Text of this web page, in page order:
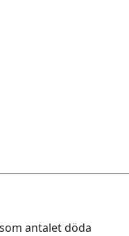
antalet döda